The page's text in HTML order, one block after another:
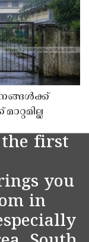
the first
you
in